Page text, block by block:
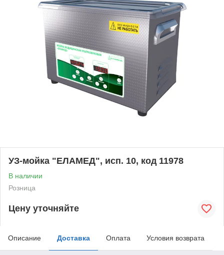
УЗ-мойка "ЕЛАМЕД", исп. 10, код 11978
В наличии
Розница
Цену уточняйте
Описание Доставка Оплата Условия возврата